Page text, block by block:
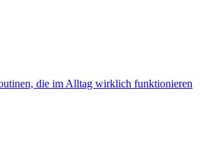
die im Alltag wirklich funktionieren